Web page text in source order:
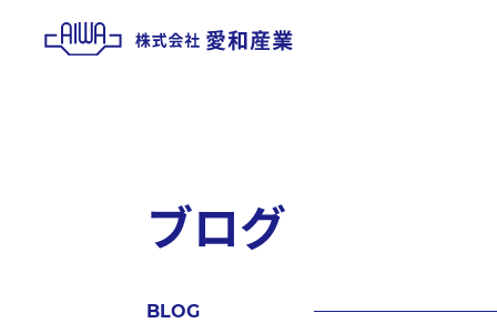
ブログ
BLOG